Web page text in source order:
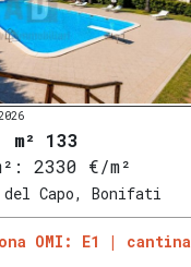
m² 133
2330 €/m²
Capo, Bonifati
OMI: E1 cantina